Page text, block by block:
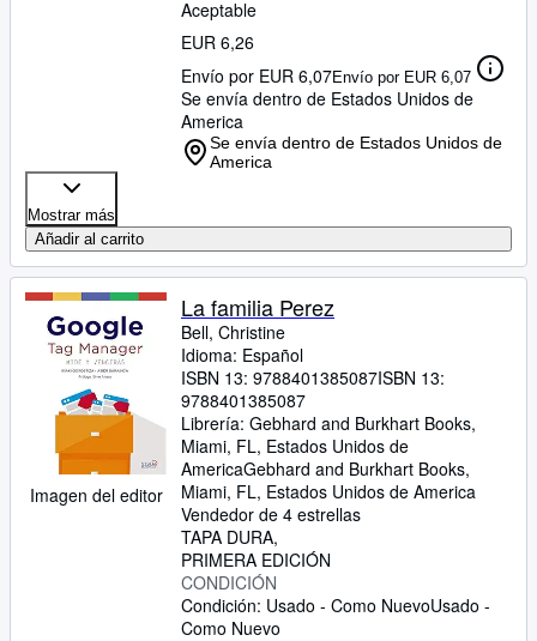
Aceptable
EUR 6,26
Envío por EUR 6,07Envío por EUR 6,07
Se envía dentro de Estados Unidos de
America
Se envía dentro de Estados Unidos de
America
Mostrar más
Añadir al carrito
Imagen del editor
La familia Perez
Bell, Christine
Idioma: Español
ISBN 13: 9788401385087ISBN 13:
9788401385087
Librería: Gebhard and Burkhart Books,
Miami, FL, Estados Unidos de
AmericaGebhard and Burkhart Books,
Miami, FL, Estados Unidos de America
Vendedor de 4 estrellas
TAPA DURA
PRIMERA EDICIÓN
CONDICIÓN
Condición: Usado - Como NuevoUsado -
Como Nuevo